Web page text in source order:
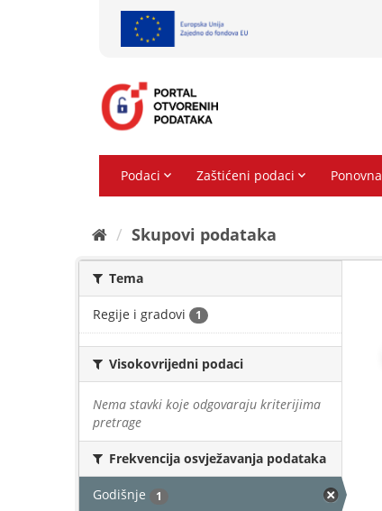
Skupovi podаtаkа
Tema
Regije i gradovi 1
Visokovrijedni podaci
Nema stavki koje odgovaraju kriterijima
pretrage
Frekvencija osvježavanja podataka
Godišnje 1